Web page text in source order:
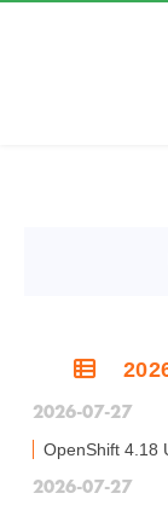
2026-07-27
OpenShift 4.18
2026-07-27